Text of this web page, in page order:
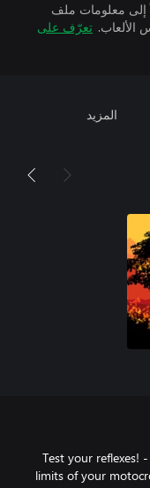
إلى معلومات ملف
تعرّف على
المزيد
Test your reflexes!
limits of your